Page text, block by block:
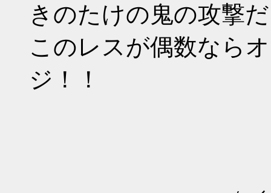
きのたけの鬼の攻撃
このレスが偶数なら
ジ！！